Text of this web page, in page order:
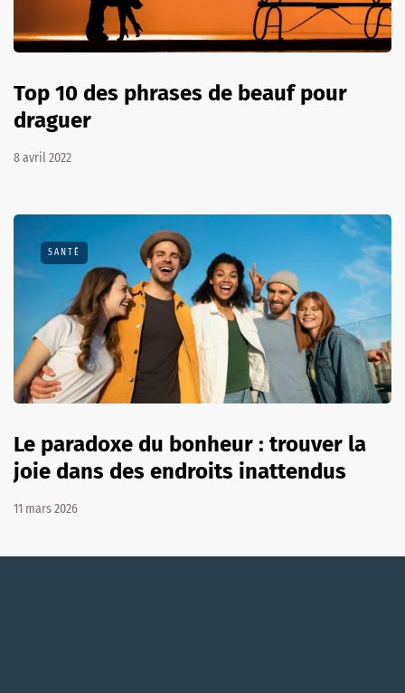
Top 10 des phrases de beauf pour
draguer
8 avril 2022
SANTÉ
Le paradoxe du bonheur : trouver la
joie dans des endroits inattendus
11 mars 2026